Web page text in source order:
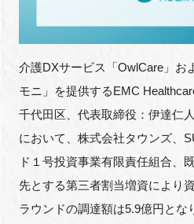
施設・アクセス
介護DXサービス「OwlCare」お
モニ」を提供するEMC
千代田区、代表取締役：伊達仁
において、株式会社タウンズ、
ド１号投資事業有限責任組合、
先とする第三者割当増資により
ラウンドの調達額は5.9億円とな